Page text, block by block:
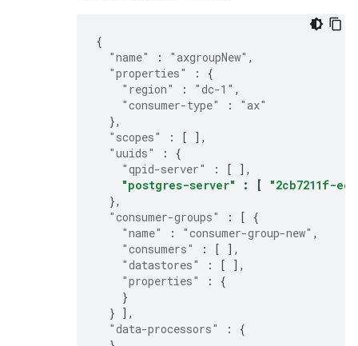
{
"name"
: "axgroupNew" ,
"properties"
:
{
"region"
: "dc-1" ,
"consumer-type"
:
"ax"
},
"scopes"
: [
],
"uuids"
:
{
"qpid-server"
: [
],
"postgres-server"
: [
"2cb7211f-
},
"consumer-groups"
: [ {
"name"
: "consumer-group-new" ,
"consumers"
: [
],
"datastores"
: [
],
"properties"
:
{
}
} ],
"data-processors"
:
{